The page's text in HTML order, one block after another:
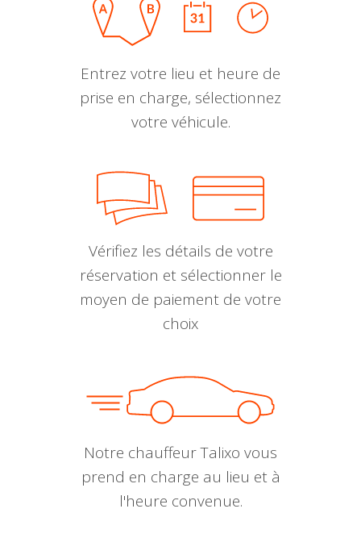
Entrez votre lieu et heure de
prise en charge, sélectionnez
votre véhicule.
Vérifiez les détails de votre
réservation et sélectionner le
moyen de paiement de votre
choix
Notre chauffeur Talixo vous
prend en charge au lieu et à
l'heure convenue.